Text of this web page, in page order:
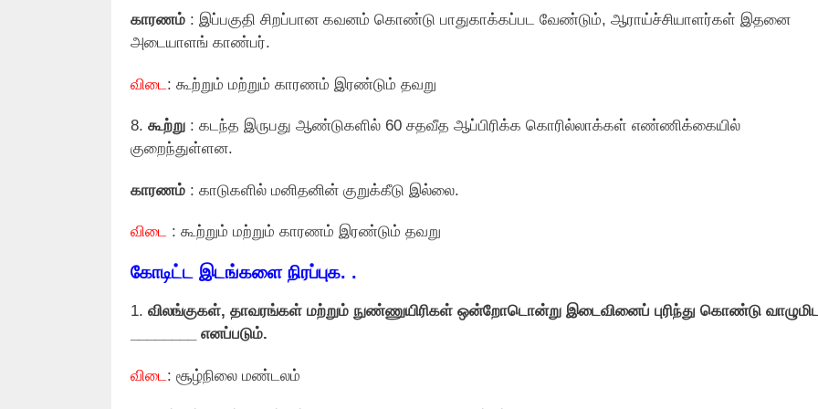
காரணம் : இப்பகுதி சிறப்பான கவனம் கொண்டு பாதுகாக்கப்பட வேண்டும், ஆராய்ச்சியாளர்கள் இதனை
அடையாளங் காண்பர்.
விடை: கூற்றும் மற்றும் காரணம் இரண்டும் தவறு
8. கூற்று : கடந்த இருபது ஆண்டுகளில் 60 சதவீத ஆப்பிரிக்க கொரில்லாக்கள் எண்ணிக்கையில்
குறைந்துள்ளன.
காரணம் : காடுகளில் மனிதனின் குறுக்கீடு இல்லை.
விடை : கூற்றும் மற்றும் காரணம் இரண்டும் தவறு
கோடிட்ட இடங்களை நிரப்புக. .
1. விலங்குகள், தாவரங்கள் மற்றும் நுண்ணுயிரிகள் ஒன்றோடொன்று இடைவினைப் புரிந்து கொண்டு
________ எனப்படும்.
விடை : சூழ்நிலை மண்டலம்